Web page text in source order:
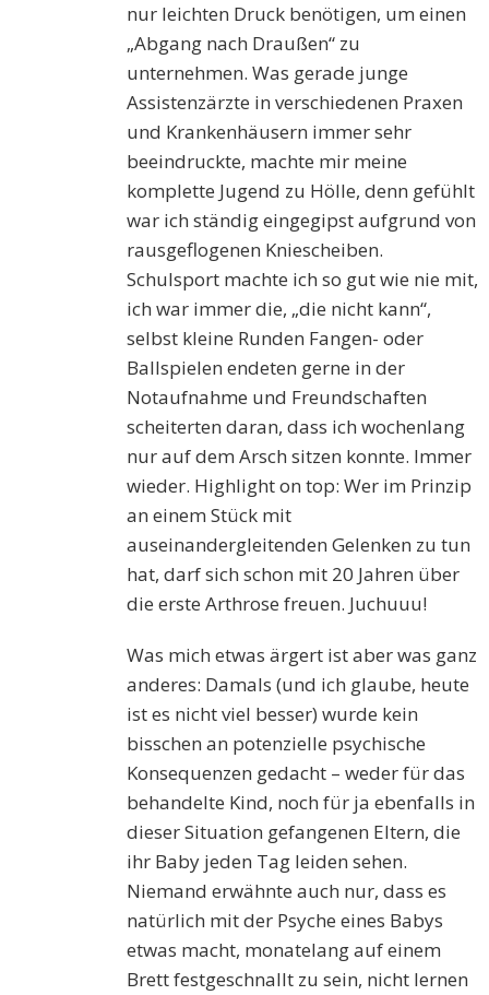
nur leichten Druck benötigen, um einen
„Abgang nach Draußen“ zu
unternehmen. Was gerade junge
Assistenzärzte in verschiedenen Praxen
und Krankenhäusern immer sehr
beeindruckte, machte mir meine
komplette Jugend zu Hölle, denn gefühlt
war ich ständig eingegipst aufgrund von
rausgeflogenen Kniescheiben.
Schulsport machte ich so gut wie nie mit,
ich war immer die, „die nicht kann“,
selbst kleine Runden Fangen- oder
Ballspielen endeten gerne in der
Notaufnahme und Freundschaften
scheiterten daran, dass ich wochenlang
nur auf dem Arsch sitzen konnte. Immer
wieder. Highlight on top: Wer im Prinzip
an einem Stück mit
auseinandergleitenden Gelenken zu tun
hat, darf sich schon mit 20 Jahren über
die erste Arthrose freuen. Juchuuu!
Was mich etwas ärgert ist aber was ganz
anderes: Damals (und ich glaube, heute
ist es nicht viel besser) wurde kein
bisschen an potenzielle psychische
Konsequenzen gedacht – weder für das
behandelte Kind, noch für ja ebenfalls in
dieser Situation gefangenen Eltern, die
ihr Baby jeden Tag leiden sehen.
Niemand erwähnte auch nur, dass es
natürlich mit der Psyche eines Babys
etwas macht, monatelang auf einem
Brett festgeschnallt zu sein, nicht lernen